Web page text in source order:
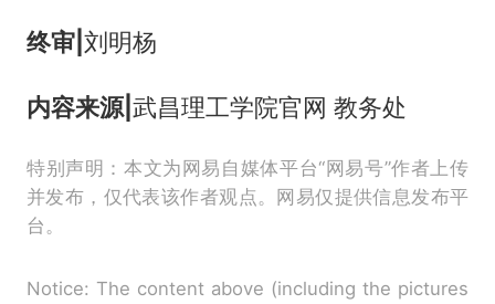
终审| 刘明杨
内容来源| 武昌理工学院官网 教务处
特别声明：本文为网易自媒体平台“网易号”作者上传
并发布，仅代表该作者观点。网易仅提供信息发布平
台。
Notice: The content above (including the pictures